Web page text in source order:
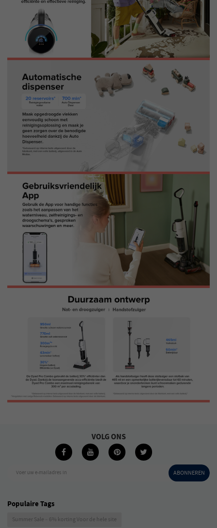
Voer uw e-mailadres in ABONNEREN
VOLG ONS
Populaire Tags
Summer Sale – 6% korting Voor de hele site